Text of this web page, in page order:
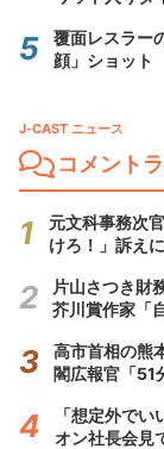
覆面レスラー
顔」ショット
J-CAST ニュース
コメント
元文科事務次
けろ！」訴え
片山さつき財
芥川賞作家「
高市首相の熊
閣広報官「51
「想定外で
オン社長会見